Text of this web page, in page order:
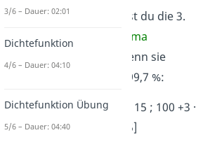
liegen werden. Dazu musst du die 3.
Sigma-Regel von der
3 Sigma
betrachten, denn sie
beschreibt immer genau 99,7 %:
[μ-3σ ; μ+3σ]= [100 – 3 · 15 ; 100 +3 ·
15] = [55 ; 145]
3/6 – Dauer: 02:01
Dichtefunktion
4/6 – Dauer: 04:10
Dichtefunktion Übung
5/6 – Dauer: 04:40